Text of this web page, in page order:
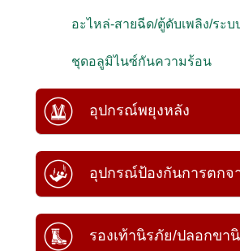
อะไหล่-สายฉีด/ตู้ดับเพลิง/ระ
ชุดอลูมิไนซ์กันความร้อน
อุปกรณ์พยุงหลัง
อุปกรณ์ป้องกันการตกจ
รองเท้านิรภัย/ปลอกขา